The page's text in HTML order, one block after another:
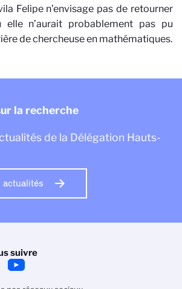
Felipe n’envisage pas de retourner
n’aurait probablement pas pu
de chercheuse en mathématiques.
la recherche
de la Délégation Hauts-
actualités
suivre